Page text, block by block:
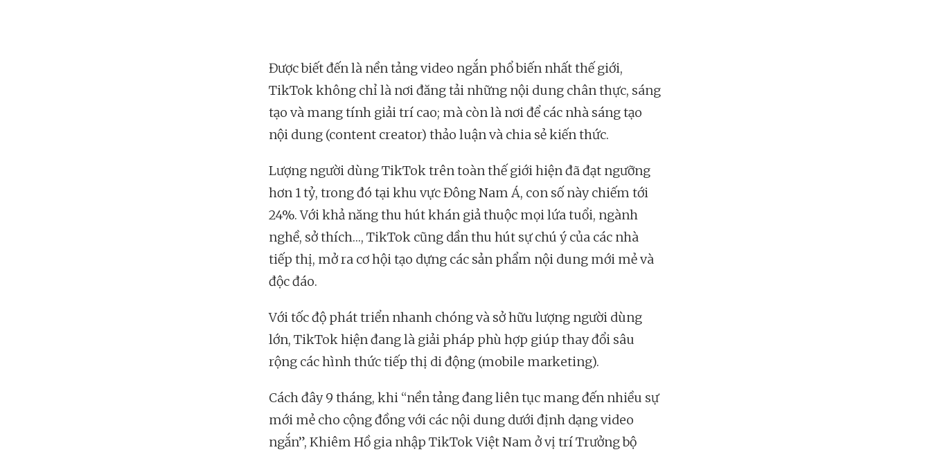
Được biết đến là nền tảng video ngắn phổ biến nhất thế giới,
TikTok không chỉ là nơi đăng tải những nội dung chân thực, sáng
tạo và mang tính giải trí cao; mà còn là nơi để các nhà sáng tạo
nội dung (content creator) thảo luận và chia sẻ kiến thức.
Lượng người dùng TikTok trên toàn thế giới hiện đã đạt ngưỡng
hơn 1 tỷ, trong đó tại khu vực Đông Nam Á, con số này chiếm tới
24%. Với khả năng thu hút khán giả thuộc mọi lứa tuổi, ngành
nghề, sở thích…, TikTok cũng dần thu hút sự chú ý của các nhà
tiếp thị, mở ra cơ hội tạo dựng các sản phẩm nội dung mới mẻ và
độc đáo.
Với tốc độ phát triển nhanh chóng và sở hữu lượng người dùng
lớn, TikTok hiện đang là giải pháp phù hợp giúp thay đổi sâu
rộng các hình thức tiếp thị di động (mobile marketing).
Cách đây 9 tháng, khi “nền tảng đang liên tục mang đến nhiều sự
mới mẻ cho cộng đồng với các nội dung dưới định dạng video
ngắn”, Khiêm Hồ gia nhập TikTok Việt Nam ở vị trí Trưởng bộ